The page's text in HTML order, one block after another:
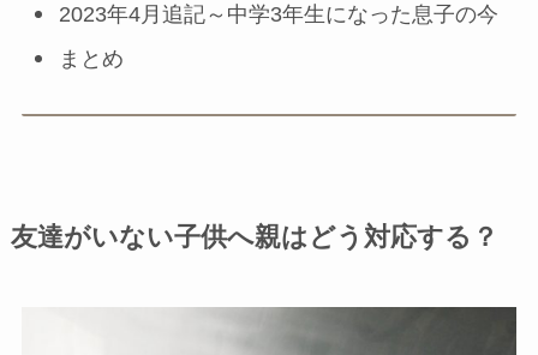
2023年4月追記～中学3年生になった息子の今
まとめ
友達がいない子供へ親はどう対応する？